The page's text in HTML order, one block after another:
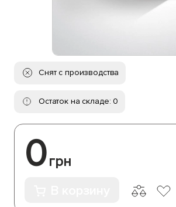
Снят с производства
Остаток на складе: 0
0грн